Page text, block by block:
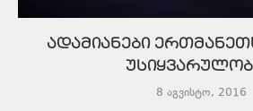
ადამიანები
8 აგვისტო, 2016